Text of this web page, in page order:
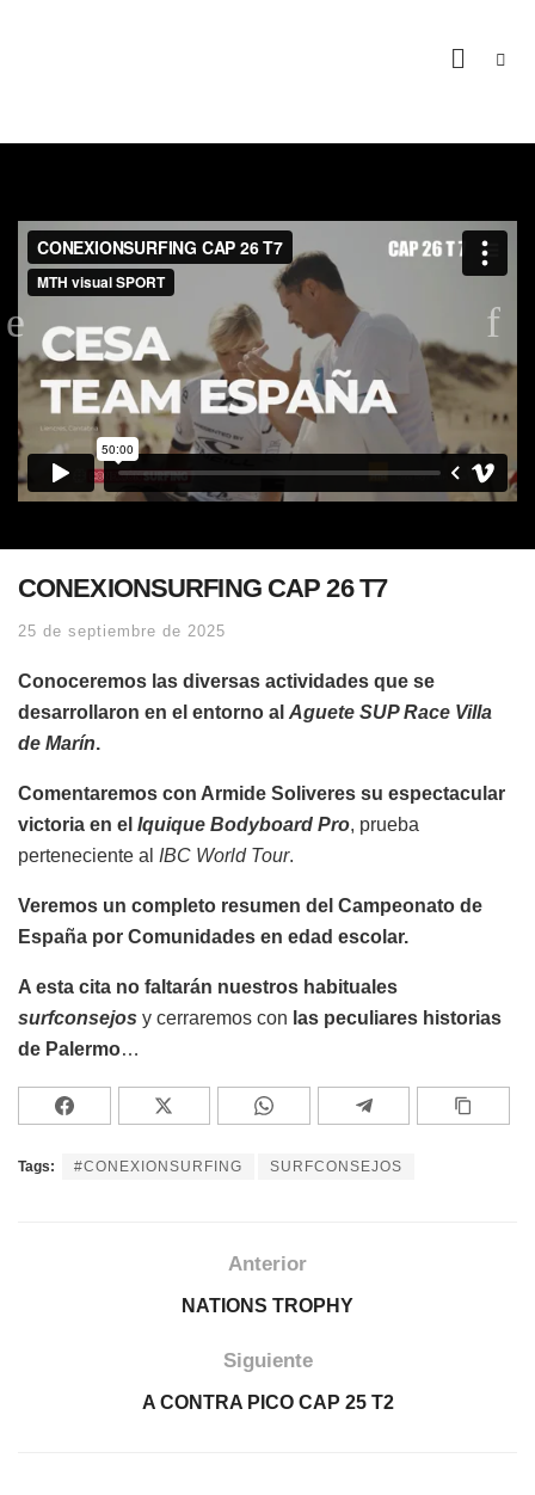
CONEXIONSURFING CAP 26 T7
25 de septiembre de 2025
Conoceremos las diversas actividades que se
desarrollaron en el entorno al Aguete SUP Race Villa
de Marín.
Comentaremos con Armide Soliveres su espectacular
victoria en el Iquique Bodyboard Pro, prueba
perteneciente al IBC World Tour.
Veremos un completo resumen del Campeonato de
España por Comunidades en edad escolar.
A esta cita no faltarán nuestros habituales
surfconsejos y cerraremos con las peculiares historias
de Palermo…
Tags: #CONEXIONSURFING SURFCONSEJOS
Anterior
NATIONS TROPHY
Siguiente
A CONTRA PICO CAP 25 T2